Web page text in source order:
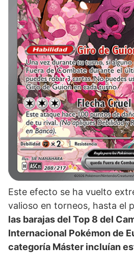
Este efecto se ha vuelto
valioso en torneos, hasta el
las barajas del Top 8 del
Internacional Pokémon de
categoría Máster incluían